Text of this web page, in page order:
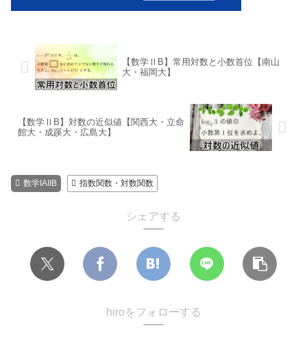
【数学ⅡB】常用対数と小数首位【南山
大・福岡大】
【数学ⅡB】対数の近似値【関西大・立命
館大・成蹊大・広島大】
数学IAIIB 指数関数・対数関数
シェアする
hiroをフォローする